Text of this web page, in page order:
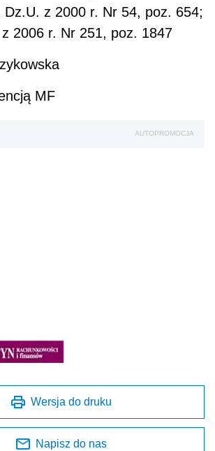
z 2000 r. Nr 54, poz. 654;
2006 r. Nr 251, poz. 1847
MF
AUTOPROMOCJA
Wersja do druku
Napisz do nas